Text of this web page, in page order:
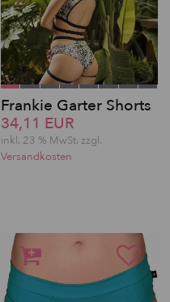
Frankie Garter Shorts
34,11 EUR
inkl. 23 % MwSt. zzgl.
Versandkosten